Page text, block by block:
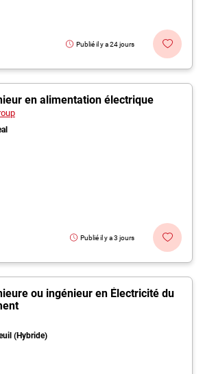
Publié il y a 24 jours
en alimentation électrique
Publié il y a 3 jours
ou ingénieur en Électricité du
(Hybride)